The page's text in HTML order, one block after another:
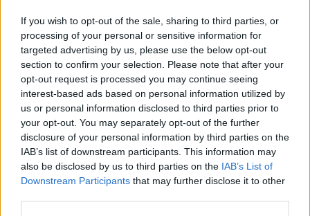
If you wish to opt-out of the sale, sharing to third parties, or
processing of your personal or sensitive information for
targeted advertising by us, please use the below opt-out
section to confirm your selection. Please note that after your
opt-out request is processed you may continue seeing
interest-based ads based on personal information utilized by
us or personal information disclosed to third parties prior to
your opt-out. You may separately opt-out of the further
disclosure of your personal information by third parties on the
IAB’s list of downstream participants. This information may
also be disclosed by us to third parties on the IAB’s List of
Downstream Participants that may further disclose it to other
Els vestits de paper guanyen força
enguany amb més modistes i gairebé
40 peces a concurs
31 de juliol de 2026
“L’eclipsi serà una oportunitat també
per a gaudir de les Festes Majors
d’Amposta”
31 de juliol de 2026
Blaumut lidera el cartell musical de les